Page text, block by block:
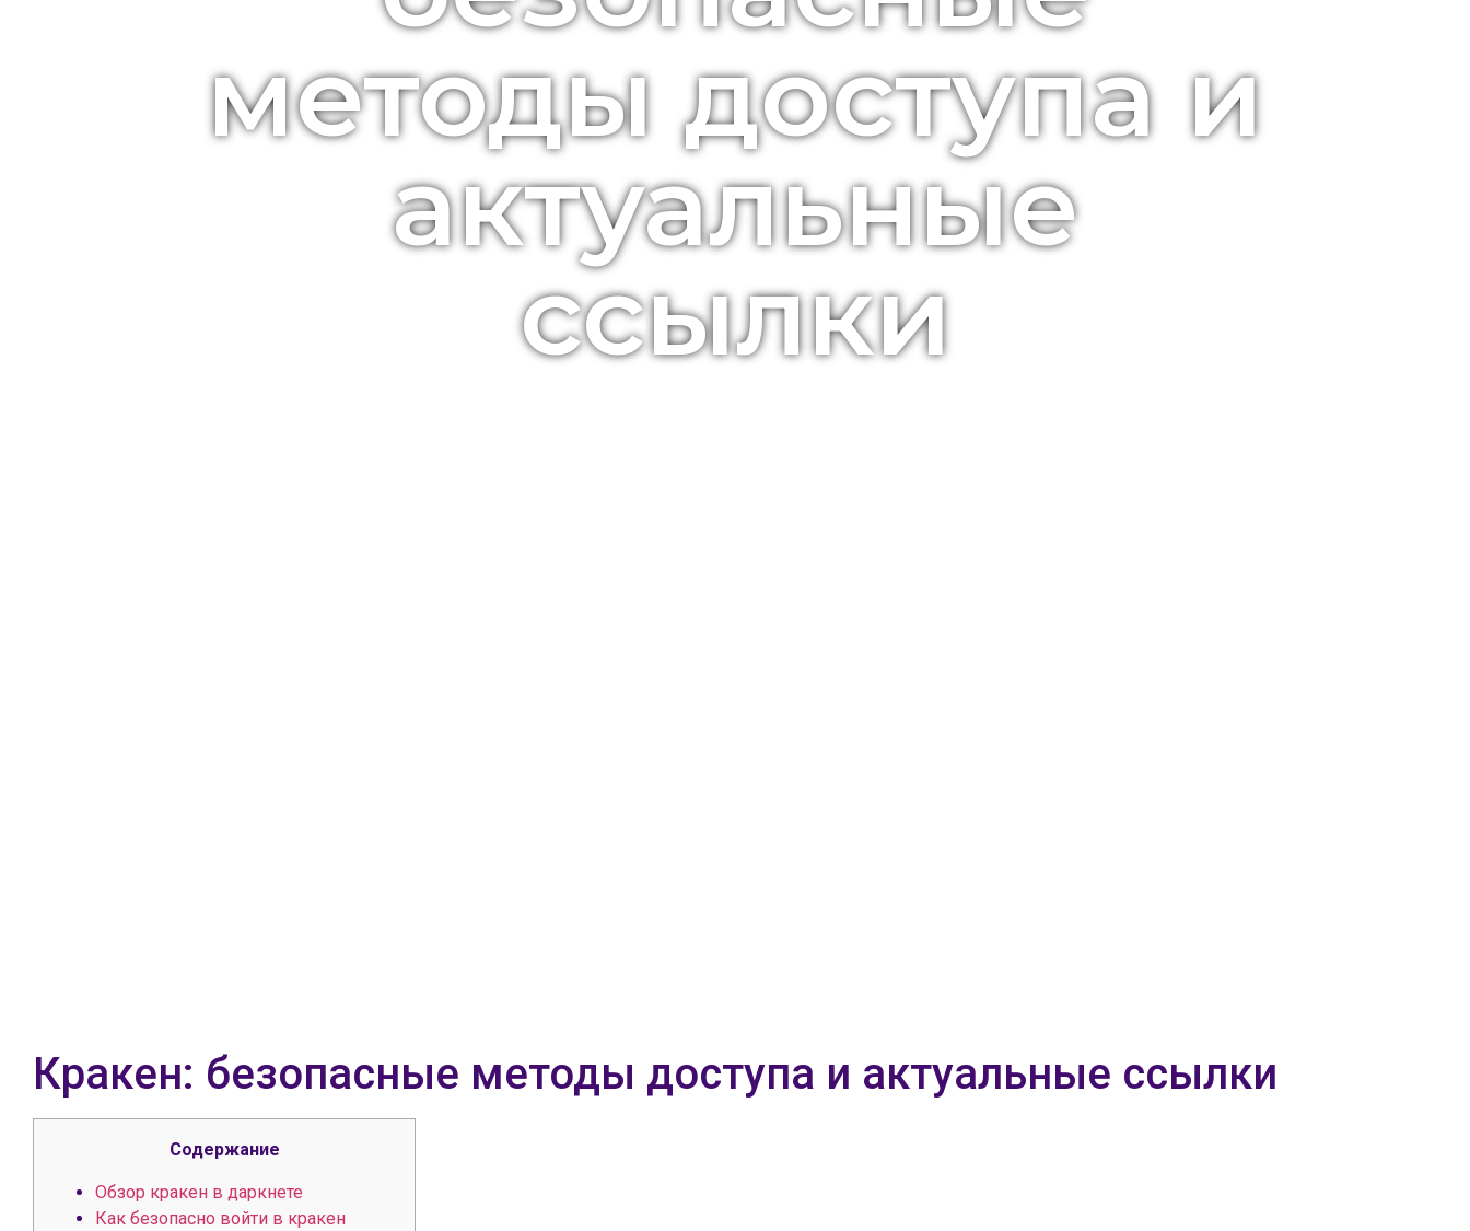
методы доступа и
актуальные
ссылки
Кракен: безопасные методы доступа и актуальные ссылки
Содержание
Обзор кракен в даркнете
Как безопасно войти в кракен